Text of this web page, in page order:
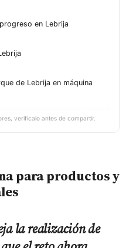
en Lebrija
de Lebrija en máquina
verifícalo antes de compartir.
para productos y
la realización de